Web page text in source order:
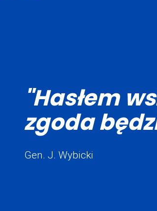
"Hasłem
zgoda
Gen. J. Wybicki